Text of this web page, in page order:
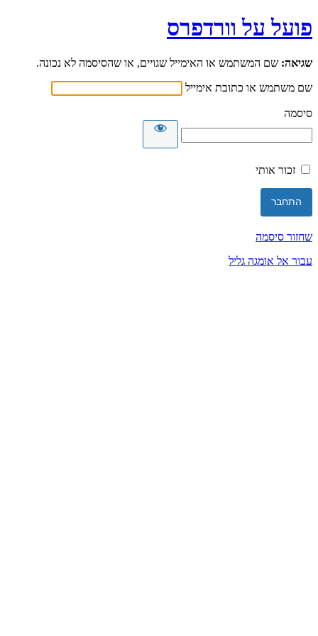
פועל על וורדפרס
שגיאה: שם המשתמש או האימייל שגויים, או שהסיסמה לא נכונה.
שם משתמש או כתובת אימייל
סיסמה
זכור אותי
שחזור סיסמה
עבור אל אומגה גליל